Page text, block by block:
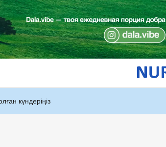
күндеріңіз